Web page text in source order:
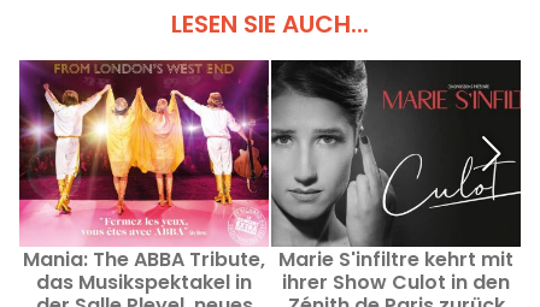
LESEN SIE AUCH...
Mania: The ABBA Tribute,
das Musikspektakel in
Marie S'infiltre kehrt mit
ihrer Show Culot in den